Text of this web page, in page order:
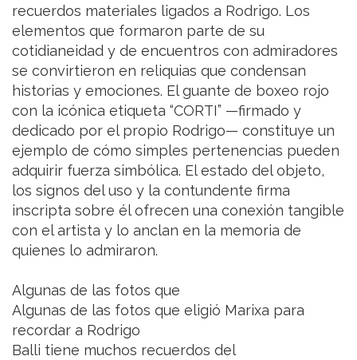
recuerdos materiales ligados a Rodrigo. Los
elementos que formaron parte de su
cotidianeidad y de encuentros con admiradores
se convirtieron en reliquias que condensan
historias y emociones. El guante de boxeo rojo
con la icónica etiqueta “CORTI” —firmado y
dedicado por el propio Rodrigo— constituye un
ejemplo de cómo simples pertenencias pueden
adquirir fuerza simbólica. El estado del objeto,
los signos del uso y la contundente firma
inscripta sobre él ofrecen una conexión tangible
con el artista y lo anclan en la memoria de
quienes lo admiraron.
Algunas de las fotos que
Algunas de las fotos que eligió Marixa para
recordar a Rodrigo
Balli tiene muchos recuerdos del